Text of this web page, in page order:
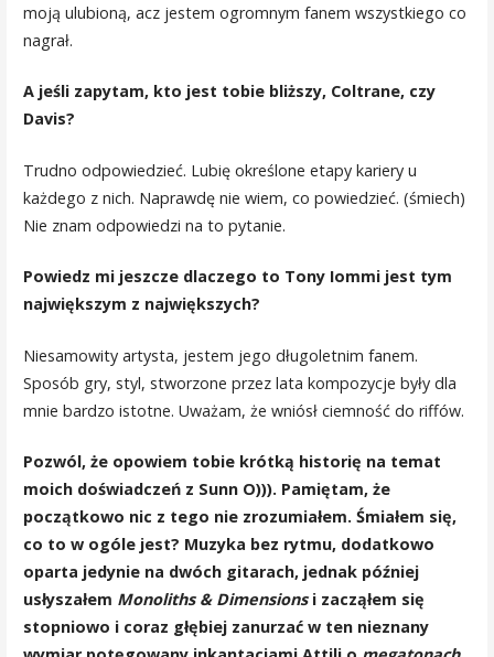
moją ulubioną, acz jestem ogromnym fanem wszystkiego co
nagrał.
A jeśli zapytam, kto jest tobie bliższy, Coltrane, czy
Davis?
Trudno odpowiedzieć. Lubię określone etapy kariery u
każdego z nich. Naprawdę nie wiem, co powiedzieć. (śmiech)
Nie znam odpowiedzi na to pytanie.
Powiedz mi jeszcze dlaczego to Tony Iommi jest tym
największym z największych?
Niesamowity artysta, jestem jego długoletnim fanem.
Sposób gry, styl, stworzone przez lata kompozycje były dla
mnie bardzo istotne. Uważam, że wniósł ciemność do riffów.
Pozwól, że opowiem tobie krótką historię na temat
moich doświadczeń z Sunn O))). Pamiętam, że
początkowo nic z tego nie zrozumiałem. Śmiałem się,
co to w ogóle jest? Muzyka bez rytmu, dodatkowo
oparta jedynie na dwóch gitarach, jednak później
usłyszałem Monoliths & Dimensionsi zacząłem się
stopniowo i coraz głębiej zanurzać w ten nieznany